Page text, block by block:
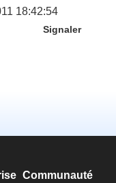
18:42:54
Signaler
Communauté